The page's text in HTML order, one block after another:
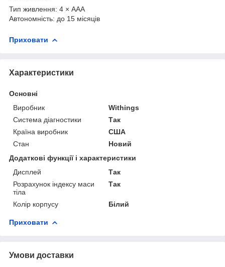
Тип живлення: 4 × AAA
Автономність: до 15 місяців
Приховати
Характеристики
Основні
Виробник
Withings
Система діагностики
Так
Країна виробник
США
Стан
Новий
Додаткові функції і характеристики
Дисплей
Так
Розрахунок індексу маси
тіла
Так
Колір корпусу Білий
Приховати
Умови доставки